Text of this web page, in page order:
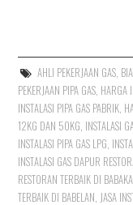
AHLI PEKERJAAN GAS,
PEKERJAAN PIPA GAS HARGA
INSTALASI PIPA GAS PABRIK
12KG DAN 50KG INSTALASI
INSTALASI PIPA GAS LPG
INSTALASI GAS DAPUR
RESTORAN TERBAIK DI
TERBAIK DI BABELAN JASA